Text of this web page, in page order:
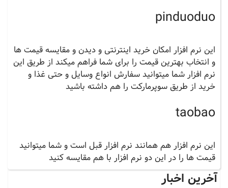
pinduoduo
این نرم افزار امکان خرید اینترنتی و دیدن و مقایسه قیمت ها
و انتخاب بهترین قیمت را برای شما فراهم میکند از طریق این
نرم افزار شما میتوانید سفارش انواع وسایل و حتی غذا و
خرید از طریق سوپرمارکت را هم داشته باشید
taobao
این نرم افزار هم همانند نرم افزار قبل است و شما میتوانید
قیمت ها را در این دو نرم افزار با هم مقایسه کنید
آخرین اخبار